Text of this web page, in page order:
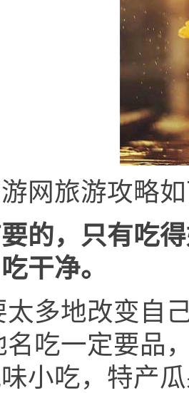
网旅游攻略
的，只有吃
干净。
太多地改变自
名吃一定要品
小吃，特产